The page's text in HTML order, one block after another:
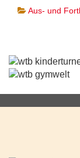
Aus- und